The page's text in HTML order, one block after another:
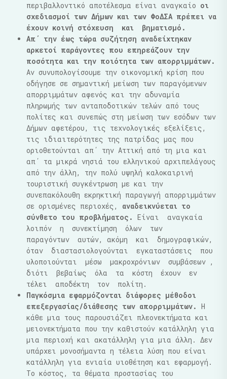
περιβαλλοντικό αποτέλεσμα είναι αναγκαίο οι
σχεδιασμοί των Δήμων και των ΦοΔΣΑ πρέπει να
έχουν κοινή στόχευση και βηματισμό.
Απ΄ την έως τώρα συζήτηση αναδείχτηκαν
αρκετοί παράγοντες που επηρεάζουν την
ποσότητα και την ποιότητα των απορριμμάτων.
Αν συνυπολογίσουμε την οικονομική κρίση που
οδήγησε σε σημαντική μείωση των παραγόμενων
απορριμμάτων αφενός και την αδυναμία
πληρωμής των ανταποδοτικών τελών από τους
πολίτες και συνεπώς στη μείωση των εσόδων των
Δήμων αφετέρου, τις τεχνολογικές εξελίξεις,
τις ιδιαιτερότητες της πατρίδας μας που
οριοθετούνται απ΄ την Αττική από τη μια και
απ΄ τα μικρά νησιά του ελληνικού αρχιπελάγους
από την άλλη, την πολύ υψηλή καλοκαιρινή
τουριστική συγκέντρωση με και την
συνεπακόλουθη εκρηκτική παραγωγή απορριμμάτων
σε ορισμένες περιοχές, αναδεικνύεται το
σύνθετο του προβλήματος. Είναι αναγκαία
λοιπόν η συνεκτίμηση όλων των
παραγόντων αυτών, ακόμη και δημογραφικών,
όταν διαστασιολογούνται εγκαταστάσεις που
υλοποιούνται μέσω μακροχρόνιων συμβάσεων ,
διότι βεβαίως όλα τα κόστη έχουν εν
τέλει αποδέκτη τον πολίτη.
Παγκόσμια εφαρμόζονται διάφορες μέθοδοι
επεξεργασίας/διάθεσης των απορριμμάτων. Η
κάθε μια τους παρουσιάζει πλεονεκτήματα και
μειονεκτήματα που την καθιστούν κατάλληλη για
μια περιοχή και ακατάλληλη για μια άλλη. Δεν
υπάρχει μονοσήμαντα η τέλεια λύση που είναι
κατάλληλη για ενιαία υιοθέτηση και εφαρμογή.
Το κόστος, τα θέματα προστασίας του